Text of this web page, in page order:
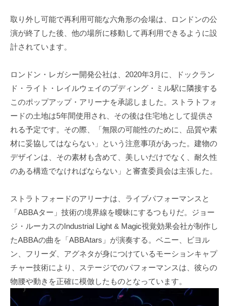
取り外し可能で再利用可能な六角形の会場は、ロンドンの公
演が終了した後、他の場所に移動して再利用できるように設
計されています。
ロンドン・レガシー開発公社は、2020年3月に、ドックラン
ド・ライト・レイルウェイのプディング・ミル駅に隣接する
このポップアップ・アリーナを承認しました。ストラトフォ
ードの土地は5年間使用され、その後は住宅地として提供さ
れる予定です。その際、「無限の可能性のために、品質や素
材に妥協してはならない」という注意事項があった。建物の
デザインは、その素材も含めて、美しいだけでなく、耐久性
のある構造でなければならない」と審査委員会は主張した。
ストラトフォードのアリーナは、ライブパフォーマンスと
「ABBAター」技術の境界線を曖昧にするつもりだ。ジョー
ジ・ルーカスのIndustrial Light & Magic視覚効果会社が制作し
たABBAの曲を「ABBAtars」が演奏する。ベニー、ビヨル
ン、フリーダ、アグネタが身につけているモーションキャプ
チャー技術により、ステージでのパフォーマンスは、彼らの
物腰や動きを正確に模倣したものとなっています。